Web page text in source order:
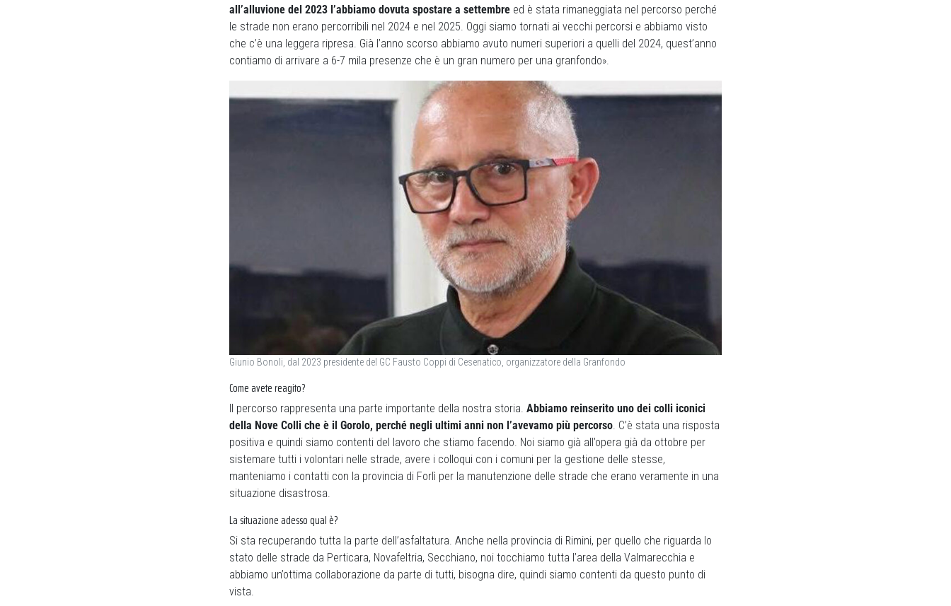
all’alluvione del 2023 l’abbiamo dovuta spostare a settembre ed è stata rimaneggiata nel percorso perché
le strade non erano percorribili nel 2024 e nel 2025. Oggi siamo tornati ai vecchi percorsi e abbiamo visto
che c’è una leggera ripresa. Già l’anno scorso abbiamo avuto numeri superiori a quelli del 2024, quest’anno
contiamo di arrivare a 6-7 mila presenze che è un gran numero per una granfondo».
Giunio Bonoli, dal 2023 presidente del GC Fausto Coppi di Cesenatico, organizzatore della Granfondo
Come avete reagito?
Il percorso rappresenta una parte importante della nostra storia. Abbiamo reinserito uno dei colli iconici
della Nove Colli che è il Gorolo, perché negli ultimi anni non l’avevamo più percorso. C’è stata una risposta
positiva e quindi siamo contenti del lavoro che stiamo facendo. Noi siamo già all’opera già da ottobre per
sistemare tutti i volontari nelle strade, avere i colloqui con i comuni per la gestione delle stesse,
manteniamo i contatti con la provincia di Forlì per la manutenzione delle strade che erano veramente in una
situazione disastrosa.
La situazione adesso qual è?
Si sta recuperando tutta la parte dell’asfaltatura. Anche nella provincia di Rimini, per quello che riguarda lo
stato delle strade da Perticara, Novafeltria, Secchiano, noi tocchiamo tutta l’area della Valmarecchia e
abbiamo un’ottima collaborazione da parte di tutti, bisogna dire, quindi siamo contenti da questo punto di
vista.